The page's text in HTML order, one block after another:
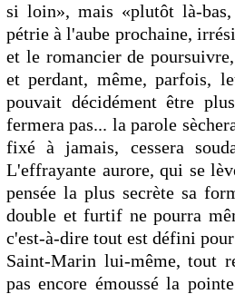
si loin», mais «plutôt là-bas,
pétrie à l'aube prochaine,
et le romancier de
et perdant, même, parfois,
pouvait décidément être
fermera pas... la parole
fixé à jamais, cessera
L'effrayante aurore, qui se
pensée la plus secrète sa
double et furtif ne pourra
c'est-à-dire tout est défini
Saint-Marin lui-même, tout
pas encore émoussé la